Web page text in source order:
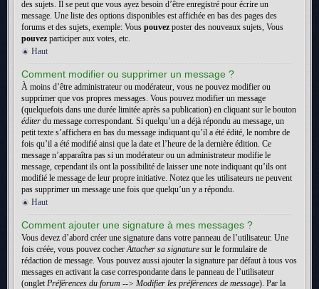
des sujets. Il se peut que vous ayez besoin d’être enregistré pour écrire un
message. Une liste des options disponibles est affichée en bas des pages des
forums et des sujets, exemple: Vous pouvez poster des nouveaux sujets, Vous
pouvez participer aux votes, etc.
Haut
Comment modifier ou supprimer un message ?
À moins d’être administrateur ou modérateur, vous ne pouvez modifier ou
supprimer que vos propres messages. Vous pouvez modifier un message
(quelquefois dans une durée limitée après sa publication) en cliquant sur le bouton
éditer du message correspondant. Si quelqu’un a déjà répondu au message, un
petit texte s’affichera en bas du message indiquant qu’il a été édité, le nombre de
fois qu’il a été modifié ainsi que la date et l’heure de la dernière édition. Ce
message n’apparaîtra pas si un modérateur ou un administrateur modifie le
message, cependant ils ont la possibilité de laisser une note indiquant qu’ils ont
modifié le message de leur propre initiative. Notez que les utilisateurs ne peuvent
pas supprimer un message une fois que quelqu’un y a répondu.
Haut
Comment ajouter une signature à mes messages ?
Vous devez d’abord créer une signature dans votre panneau de l’utilisateur. Une
fois créée, vous pouvez cocherAttacher sa signature sur le formulaire de
rédaction de message. Vous pouvez aussi ajouter la signature par défaut à tous vos
messages en activant la case correspondante dans le panneau de l’utilisateur
(ongletPréférences du forum --> Modifier les préférences de message). Par la